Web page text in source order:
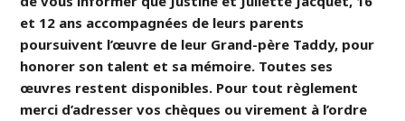
et 12 ans accompagnées de leurs parents
poursuivent l’œuvre de leur Grand-père Taddy, pour
honorer son talent et sa mémoire. Toutes ses
œuvres restent disponibles. Pour tout règlement
merci d’adresser vos chèques ou virement à l’ordre